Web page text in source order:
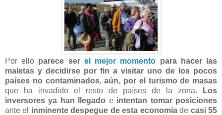
Por ello parece ser el mejor momento para hacer las
maletas y decidirse por fin a visitar uno de los pocos
países no contaminados, aún, por el turismo de masas
que ha invadido el resto de países de la zona.
Los
inversores ya han llegado e intentan tomar posiciones
ante el inminente despegue de esta economíade casi 55